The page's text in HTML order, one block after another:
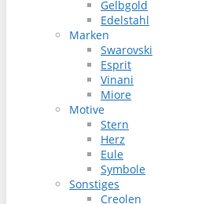
Gelbgold
Edelstahl
Marken
Swarovski
Esprit
Vinani
Miore
Motive
Stern
Herz
Eule
Symbole
Sonstiges
Creolen